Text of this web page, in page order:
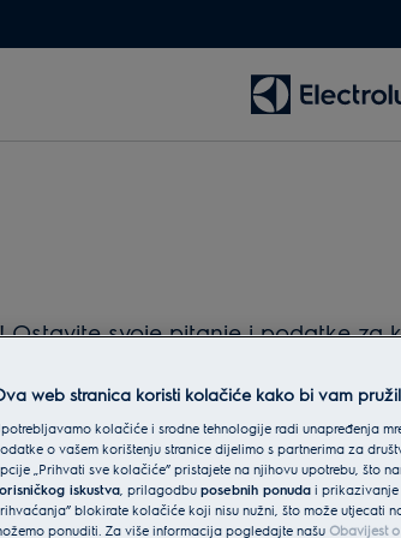
svoje pitanje i podatke za
web stranica koristi kolačiće kako bi vam
kolačiće i srodne tehnologije radi unapređenja
o vašem korištenju stranice dijelimo s partnerima za
„Prihvati sve kolačiće” pristajete na njihovu upotrebu, što
iskustva, prilagodbu posebnih ponuda i prikazivanje
blokirate kolačiće koji nisu nužni, što može utjecati
ponuditi. Za više informacija pogledajte našu Obavijest